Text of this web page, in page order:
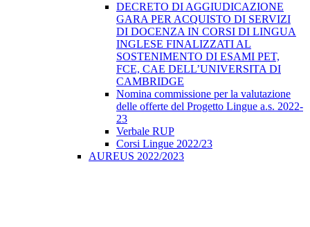
DECRETO DI AGGIUDICAZIONE
GARA PER ACQUISTO DI SERVIZI
DI DOCENZA IN CORSI DI LINGUA
INGLESE FINALIZZATI AL
SOSTENIMENTO DI ESAMI PET,
FCE, CAE DELL’UNIVERSITA DI
CAMBRIDGE
Nomina commissione per la valutazione
delle offerte del Progetto Lingue a.s. 2022-
23
Verbale RUP
Corsi Lingue 2022/23
AUREUS 2022/2023